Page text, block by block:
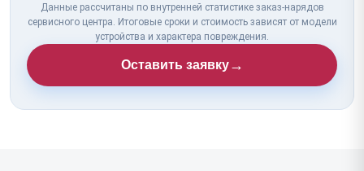
Данные рассчитаны по внутренней статистике заказ-нарядов
сервисного центра. Итоговые сроки и стоимость зависят от модели
устройства и характера повреждения.
Оставить заявку→